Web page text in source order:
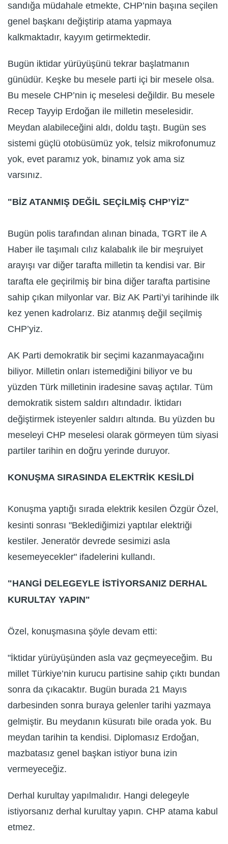
sandığa müdahale etmekte, CHP’nin başına seçilen
genel başkanı değiştirip atama yapmaya
kalkmaktadır, kayyım getirmektedir.
Bugün iktidar yürüyüşünü tekrar başlatmanın
günüdür. Keşke bu mesele parti içi bir mesele olsa.
Bu mesele CHP’nin iç meselesi değildir. Bu mesele
Recep Tayyip Erdoğan ile milletin meselesidir.
Meydan alabileceğini aldı, doldu taştı. Bugün ses
sistemi güçlü otobüsümüz yok, telsiz mikrofonumuz
yok, evet paramız yok, binamız yok ama siz
varsınız.
"BİZ ATANMIŞ DEĞİL SEÇİLMİŞ CHP’YİZ"
Bugün polis tarafından alınan binada, TGRT ile A
Haber ile taşımalı cılız kalabalık ile bir meşruiyet
arayışı var diğer tarafta milletin ta kendisi var. Bir
tarafta ele geçirilmiş bir bina diğer tarafta partisine
sahip çıkan milyonlar var. Biz AK Parti’yi tarihinde ilk
kez yenen kadrolarız. Biz atanmış değil seçilmiş
CHP’yiz.
AK Parti demokratik bir seçimi kazanmayacağını
biliyor. Milletin onları istemediğini biliyor ve bu
yüzden Türk milletinin iradesine savaş açtılar. Tüm
demokratik sistem saldırı altındadır. İktidarı
değiştirmek isteyenler saldırı altında. Bu yüzden bu
meseleyi CHP meselesi olarak görmeyen tüm siyasi
partiler tarihin en doğru yerinde duruyor.
KONUŞMA SIRASINDA ELEKTRİK KESİLDİ
Konuşma yaptığı sırada elektrik kesilen Özgür Özel,
kesinti sonrası "Beklediğimizi yaptılar elektriği
kestiler. Jeneratör devrede sesimizi asla
kesemeyecekler" ifadelerini kullandı.
"HANGİ DELEGEYLE İSTİYORSANIZ DERHAL
KURULTAY YAPIN"
Özel, konuşmasına şöyle devam etti:
"İktidar yürüyüşünden asla vaz geçmeyeceğim. Bu
millet Türkiye’nin kurucu partisine sahip çıktı bundan
sonra da çıkacaktır. Bugün burada 21 Mayıs
darbesinden sonra buraya gelenler tarihi yazmaya
gelmiştir. Bu meydanın küsuratı bile orada yok. Bu
meydan tarihin ta kendisi. Diplomasız Erdoğan,
mazbatasız genel başkan istiyor buna izin
vermeyeceğiz.
Derhal kurultay yapılmalıdır. Hangi delegeyle
istiyorsanız derhal kurultay yapın. CHP atama kabul
etmez.